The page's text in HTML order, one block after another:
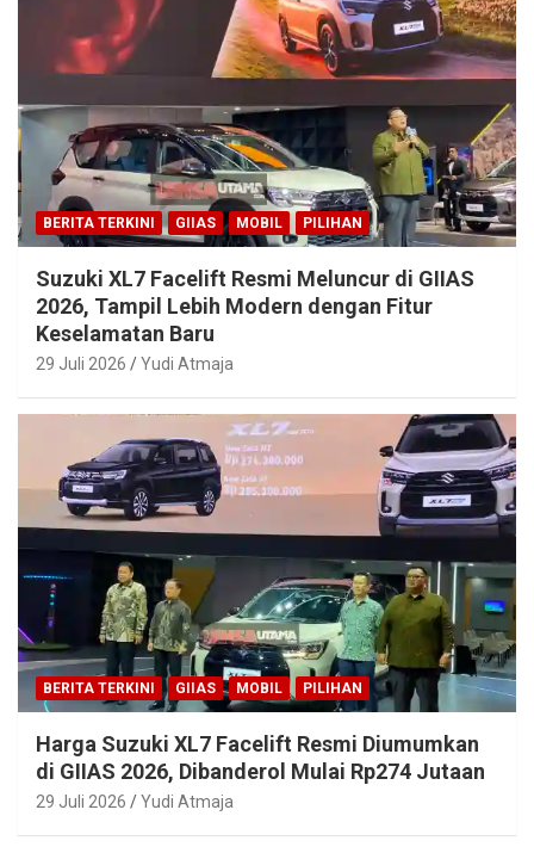
BERITA TERKINI GIIAS MOBIL PILIHAN
Suzuki XL7 Facelift Resmi Meluncur di GIIAS
2026, Tampil Lebih Modern dengan Fitur
Keselamatan Baru
29 Juli 2026 Yudi Atmaja
BERITA TERKINI GIIAS MOBIL PILIHAN
Harga Suzuki XL7 Facelift Resmi Diumumkan
di GIIAS 2026, Dibanderol Mulai Rp274 Jutaan
29 Juli 2026 Yudi Atmaja